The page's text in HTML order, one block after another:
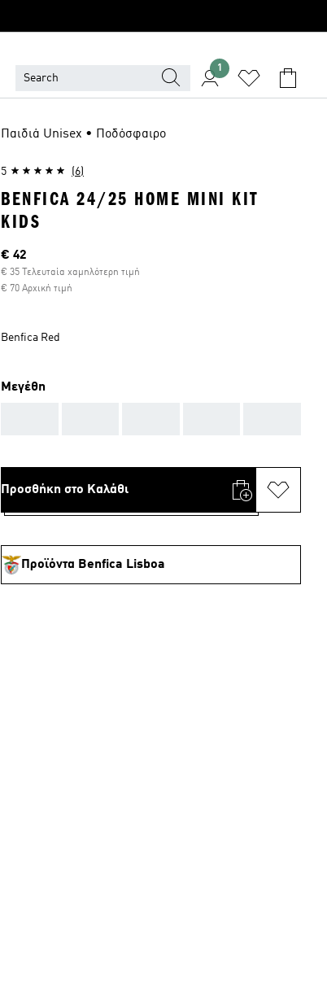
1
Παιδιά Unisex • Ποδόσφαιρο
5 (6)
BENFICA 24/25 HOME MINI KIT
KIDS
Τρέχουσα τιμή
€ 42
€ 35 Τελευταία χαμηλότερη τιμή
€ 70 Αρχική τιμή
Benfica Red
Μεγέθη
Προσθήκη στο Καλάθι
Προϊόντα Benfica Lisboa